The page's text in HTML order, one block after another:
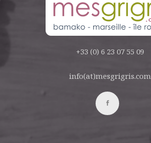
+33 (0) 6 23 07 55 09
info(at)mesgrigris.com